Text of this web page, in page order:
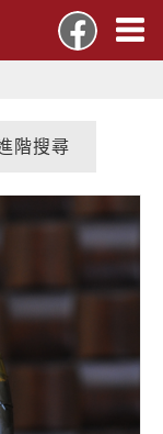
階搜尋